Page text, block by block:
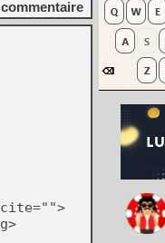
commentaire